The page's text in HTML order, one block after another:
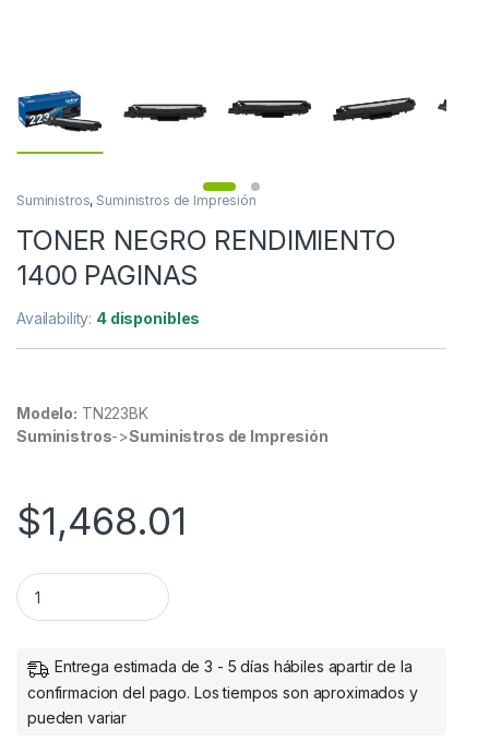
Suministros, Suministros de Impresión
TONER NEGRO RENDIMIENTO
1400 PAGINAS
Availability: 4 disponibles
Modelo: TN223BK
Suministros->Suministros de Impresión
$1,468.01
TONER NEGRO RENDIMIENTO 1400 PAGINAS quantity
Entrega estimada de 3 - 5 días hábiles apartir de la
confirmacion del pago. Los tiempos son aproximados y
pueden variar